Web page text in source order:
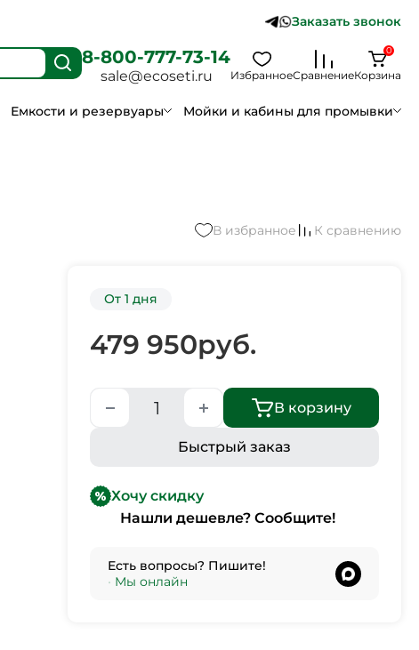
Заказать звонок
8-800-777-73-14
sale@ecoseti.ru ИзбранноеСравнениеКорзина
0
Емкости и резервуары Мойки и кабины для промывки
В избранное К сравнению
От 1 дня
479 950руб.
В корзину
Быстрый заказ
Хочу скидку
Нашли дешевле? Сообщите!
Есть вопросы? Пишите!
• Мы онлайн